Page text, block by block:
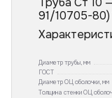
91/10705-
Диаметр трубы, мм
ГОСТ
Диаметр ОЦ оболочки, мм
Толщина стенки ОЦ